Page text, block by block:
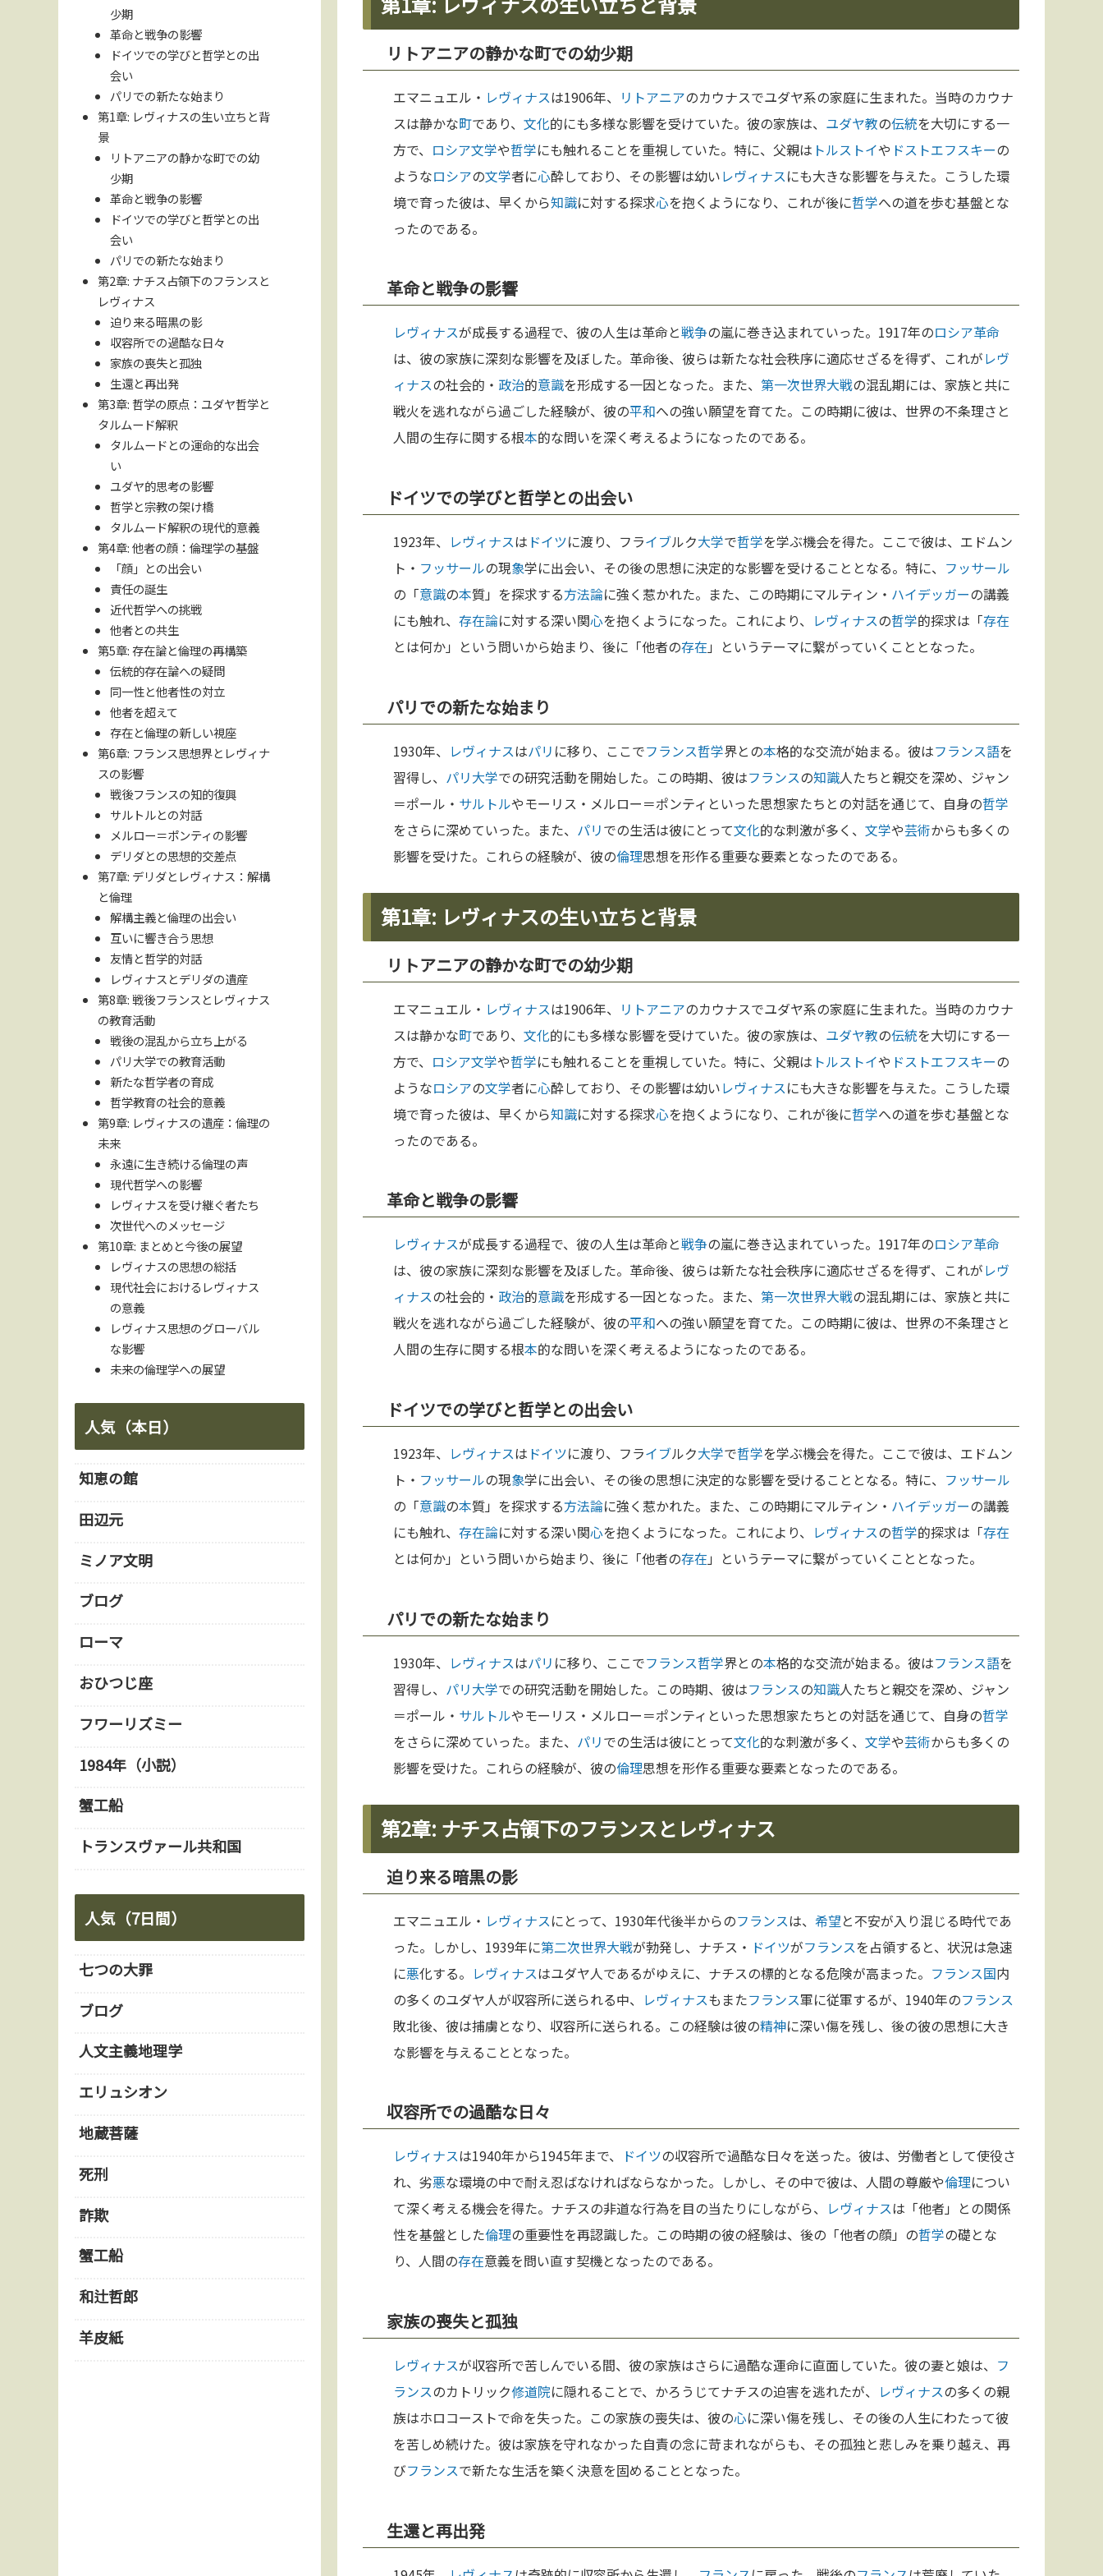
リトアニアの静かな町での幼少期
エマニュエル・ レヴィナスは1906年、 リトアニアのカウナスでユダヤ系の家庭に生まれた。当時のカウナ
スは静かな町であり、 文化的にも多様な影響を受けていた。彼の家族は、 ユダヤ教の伝統を大切にする一
方で、 ロシア文学や哲学にも触れることを重視していた。特に、父親は トルストイや ドストエフスキーの
ようなロシアの文学者に心酔しており、その影響は幼いレヴィナスにも大きな影響を与えた。こうした環
境で育った彼は、早くから知識に対する探求心を抱くようになり、これが後に哲学への道を歩む基盤とな
ったのである。
革命と戦争の影響
レヴィナスが成長する過程で、彼の人生は革命と戦争の嵐に巻き込まれていった。1917年のロシア革命
は、彼の家族に深刻な影響を及ぼした。革命後、彼らは新たな社会秩序に適応せざるを得ず、これがレヴ
ィナスの社会的・ 政治的意識を形成する一因となった。また、 第一次世界大戦の混乱期には、家族と共に
戦火を逃れながら過ごした経験が、彼の平和への強い願望を育てた。この時期に彼は、世界の不条理さと
人間の生存に関する根本的な問いを深く考えるようになったのである。
ドイツでの学びと哲学との出会い
1923年、 レヴィナスは ドイツに渡り、フライブルク大学で哲学を学ぶ機会を得た。ここで彼は、エドムン
ト・ フッサールの現象学に出会い、その後の思想に決定的な影響を受けることとなる。特に、 フッサール
の「意識の本質」を探求する方法論に強く惹かれた。また、この時期にマルティン・ ハイデッガーの講義
にも触れ、 存在論に対する深い関心を抱くようになった。これにより、 レヴィナスの哲学的探求は「存在
とは何か」という問いから始まり、後に「他者の存在 」というテーマに繋がっていくこととなった。
パリでの新たな始まり
1930年、 レヴィナスはパリ に移り、ここでフランス哲学界との本格的な交流が始まる。彼はフランス語を
習得し、 パリ大学での研究活動を開始した。この時期、彼はフランスの知識人たちと親交を深め、ジャン
＝ポール・ サルトルやモーリス・メルロー＝ポンティといった思想家たちとの対話を通じて、自身の哲学
をさらに深めていった。また、 パリでの生活は彼にとって文化的な刺激が多く、 文学や芸術からも多くの
影響を受けた。これらの経験が、彼の倫理思想を形作る重要な要素となったのである。
第1章: レヴィナスの生い立ちと背景
リトアニアの静かな町での幼少期
エマニュエル・ レヴィナスは1906年、 リトアニアのカウナスでユダヤ系の家庭に生まれた。当時のカウナ
スは静かな町であり、 文化的にも多様な影響を受けていた。彼の家族は、 ユダヤ教の伝統を大切にする一
方で、 ロシア文学や哲学にも触れることを重視していた。特に、父親は トルストイや ドストエフスキーの
ようなロシアの文学者に心酔しており、その影響は幼いレヴィナスにも大きな影響を与えた。こうした環
境で育った彼は、早くから知識に対する探求心を抱くようになり、これが後に哲学への道を歩む基盤とな
ったのである。
革命と戦争の影響
レヴィナスが成長する過程で、彼の人生は革命と戦争の嵐に巻き込まれていった。1917年のロシア革命
は、彼の家族に深刻な影響を及ぼした。革命後、彼らは新たな社会秩序に適応せざるを得ず、これがレヴ
ィナスの社会的・ 政治的意識を形成する一因となった。また、 第一次世界大戦の混乱期には、家族と共に
戦火を逃れながら過ごした経験が、彼の平和への強い願望を育てた。この時期に彼は、世界の不条理さと
人間の生存に関する根本的な問いを深く考えるようになったのである。
ドイツでの学びと哲学との出会い
1923年、 レヴィナスは ドイツに渡り、フライブルク大学で哲学を学ぶ機会を得た。ここで彼は、エドムン
ト・ フッサールの現象学に出会い、その後の思想に決定的な影響を受けることとなる。特に、 フッサール
の「意識の本質」を探求する方法論に強く惹かれた。また、この時期にマルティン・ ハイデッガーの講義
にも触れ、 存在論に対する深い関心を抱くようになった。これにより、 レヴィナスの哲学的探求は「存在
とは何か」という問いから始まり、後に「他者の存在 」というテーマに繋がっていくこととなった。
パリでの新たな始まり
1930年、 レヴィナスはパリ に移り、ここでフランス哲学界との本格的な交流が始まる。彼はフランス語を
習得し、 パリ大学での研究活動を開始した。この時期、彼はフランスの知識人たちと親交を深め、ジャン
＝ポール・ サルトルやモーリス・メルロー＝ポンティといった思想家たちとの対話を通じて、自身の哲学
をさらに深めていった。また、 パリでの生活は彼にとって文化的な刺激が多く、 文学や芸術からも多くの
影響を受けた。これらの経験が、彼の倫理思想を形作る重要な要素となったのである。
第2章: ナチス占領下のフランスとレヴィナス
迫り来る暗黒の影
エマニュエル・ レヴィナスにとって、1930年代後半からのフランスは、 希望と不安が入り混じる時代であ
った。しかし、1939年に第二次世界大戦が勃発し、ナチス・ ドイツがフランスを占領すると、状況は急速
に悪化する。 レヴィナスはユダヤ人であるがゆえに、ナチスの標的となる危険が高まった。 フランス国内
の多くのユダヤ人が収容所に送られる中、 レヴィナスもまたフランス軍に従軍するが、1940年のフランス
敗北後、彼は捕虜となり、収容所に送られる。この経験は彼の精神に深い傷を残し、後の彼の思想に大き
な影響を与えることとなった。
収容所での過酷な日々
レヴィナスは1940年から1945年まで、 ドイツの収容所で過酷な日々を送った。彼は、労働者として使役さ
れ、劣悪な環境の中で耐え忍ばなければならなかった。しかし、その中で彼は、人間の尊厳や倫理につい
て深く考える機会を得た。ナチスの非道な行為を目の当たりにしながら、 レヴィナスは「他者」との関係
性を基盤とした倫理の重要性を再認識した。この時期の彼の経験は、後の「他者の顔」の哲学の礎とな
り、人間の存在意義を問い直す契機となったのである。
家族の喪失と孤独
レヴィナスが収容所で苦しんでいる間、彼の家族はさらに過酷な運命に直面していた。彼の妻と娘は、 フ
ランスのカトリック修道院に隠れることで、かろうじてナチスの迫害を逃れたが、 レヴィナスの多くの親
族はホロコーストで命を失った。この家族の喪失は、彼の心に深い傷を残し、その後の人生にわたって彼
を苦しめ続けた。彼は家族を守れなかった自責の念に苛まれながらも、その孤独と悲しみを乗り越え、再
びフランスで新たな生活を築く決意を固めることとなった。
生還と再出発
少期
革命と戦争の影響
ドイツでの学びと哲学との出
会い
パリでの新たな始まり
第1章: レヴィナスの生い立ちと背
景
リトアニアの静かな町での幼
少期
革命と戦争の影響
ドイツでの学びと哲学との出
会い
パリでの新たな始まり
第2章: ナチス占領下のフランスと
レヴィナス
迫り来る暗黒の影
収容所での過酷な日々
家族の喪失と孤独
生還と再出発
第3章: 哲学の原点：ユダヤ哲学と
タルムード解釈
タルムードとの運命的な出会
い
ユダヤ的思考の影響
哲学と宗教の架け橋
タルムード解釈の現代的意義
第4章: 他者の顔：倫理学の基盤
「顔」との出会い
責任の誕生
近代哲学への挑戦
他者との共生
第5章: 存在論と倫理の再構築
伝統的存在論への疑問
同一性と他者性の対立
他者を超えて
存在と倫理の新しい視座
第6章: フランス思想界とレヴィナ
スの影響
戦後フランスの知的復興
サルトルとの対話
メルロー＝ポンティの影響
デリダとの思想的交差点
第7章: デリダとレヴィナス：解構
と倫理
解構主義と倫理の出会い
互いに響き合う思想
友情と哲学的対話
レヴィナスとデリダの遺産
第8章: 戦後フランスとレヴィナス
の教育活動
戦後の混乱から立ち上がる
パリ大学での教育活動
新たな哲学者の育成
哲学教育の社会的意義
第9章: レヴィナスの遺産：倫理の
未来
永遠に生き続ける倫理の声
現代哲学への影響
レヴィナスを受け継ぐ者たち
次世代へのメッセージ
第10章: まとめと今後の展望
レヴィナスの思想の総括
現代社会におけるレヴィナス
の意義
レヴィナス思想のグローバル
な影響
未来の倫理学への展望
人気（本日）
知恵の館
田辺元
ミノア文明
ブログ
ローマ
おひつじ座
フワーリズミー
1984年（小説）
蟹工船
トランスヴァール共和国
人気（7日間）
七つの大罪
ブログ
人文主義地理学
エリュシオン
地蔵菩薩
死刑
詐欺
蟹工船
和辻哲郎
羊皮紙